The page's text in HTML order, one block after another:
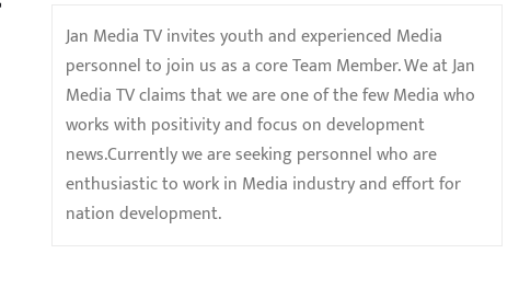
Jan Media TV invites youth and experienced Media
personnel to join us as a core Team Member. We at Jan
Media TV claims that we are one of the few Media who
works with positivity and focus on development
news.Currently we are seeking personnel who are
enthusiastic to work in Media industry and effort for
nation development.